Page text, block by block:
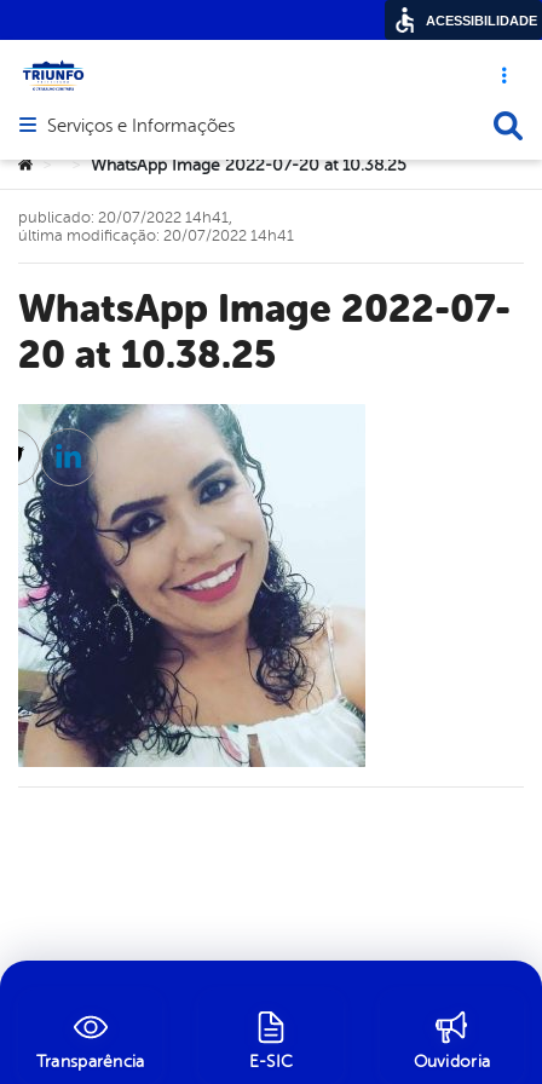
Acesso
Abrir menu principal de navegação
Serviços e Informações
Você está aqui:
> > WhatsApp Image 2022-07-20 at 10.38.25
WhatsApp Image 2022-07-
20 at 10.38.25
publicado: 20/07/2022 14h41,
última modificação: 20/07/2022 14h41
TwitterLinkedin
Transparência E-SIC Ouvidoria
ACESSIBILIDADE